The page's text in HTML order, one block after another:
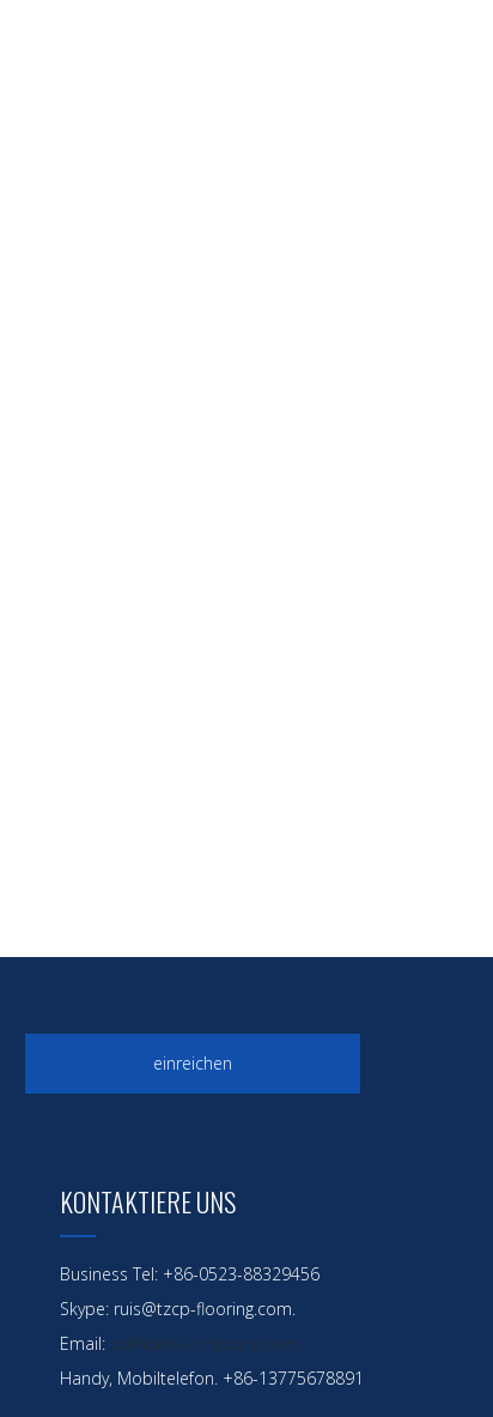
einreichen
KONTAKTIERE UNS
Business Tel: +86-0523-88329456
Skype: ruis@tzcp-flooring.com.
Email: yu@qinhai-shipping.com
Handy, Mobiltelefon. +86-13775678891